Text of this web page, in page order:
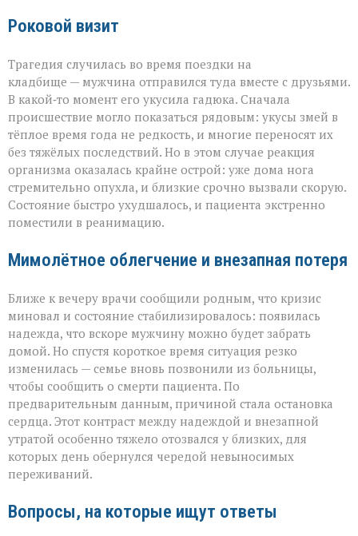
Роковой визит
Трагедия случилась во время поездки на
кладбище — мужчина отправился туда вместе с друзьями.
В какой‑то момент его укусила гадюка. Сначала
происшествие могло показаться рядовым: укусы змей в
тёплое время года не редкость, и многие переносят их
без тяжёлых последствий. Но в этом случае реакция
организма оказалась крайне острой: уже дома нога
стремительно опухла, и близкие срочно вызвали скорую.
Состояние быстро ухудшалось, и пациента экстренно
поместили в реанимацию.
Мимолётное облегчение и внезапная потеря
Ближе к вечеру врачи сообщили родным, что кризис
миновал и состояние стабилизировалось: появилась
надежда, что вскоре мужчину можно будет забрать
домой. Но спустя короткое время ситуация резко
изменилась — семье вновь позвонили из больницы,
чтобы сообщить о смерти пациента. По
предварительным данным, причиной стала остановка
сердца. Этот контраст между надеждой и внезапной
утратой особенно тяжело отозвался у близких, для
которых день обернулся чередой невыносимых
переживаний.
Вопросы, на которые ищут ответы